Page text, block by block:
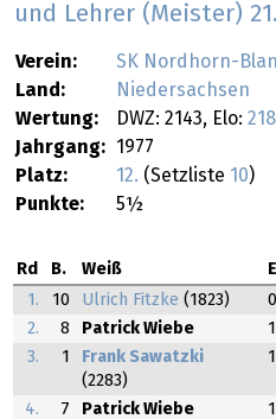
und Lehrer (Meister)
Verein:
SK Nordhorn-
Land:
Niedersachsen
Wertung:
DWZ: 2143, Elo:
Jahrgang:
1977
Platz:
12. (Setzliste 10)
Punkte:
5½
Rd B. Weiß
1.
10 Ulrich Fitzke (1823)
2.
8 Patrick Wiebe
3.
1
Frank Sawatzki
(2283)
4. 7 Patrick Wiebe